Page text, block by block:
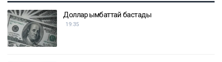
Доллар қымбаттай бастады
19:35